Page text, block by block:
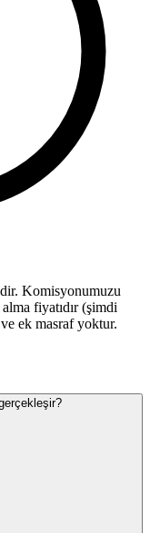
Komisyonumuzu
alma fiyatıdır (şimdi
ek masraf yoktur.